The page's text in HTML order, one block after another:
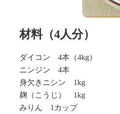
材料（4人分）
ダイコン 4本（4kg）
ニンジン 4本
身欠きニシン 1kg
麹（こうじ） 1kg
みりん 1カップ